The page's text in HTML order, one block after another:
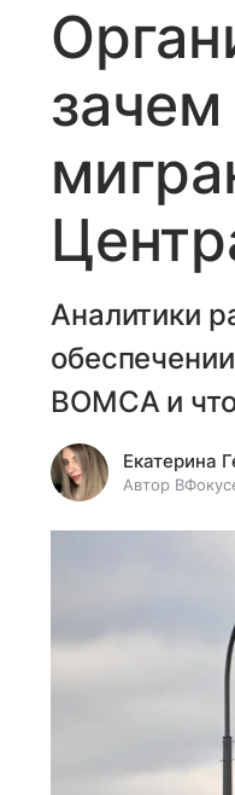
Аналитики
BOMCA и
Екатерина
Автор